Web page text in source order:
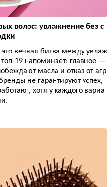
волос: увлажнение без с
вечная битва между увлаж
19 напоминает: главное —
масла и отказ от агр
не гарантируют успех,
хотя у каждого вариа